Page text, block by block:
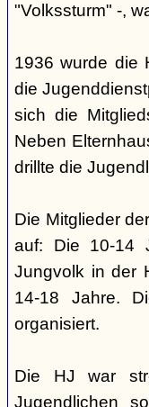
"Volkssturm" -,
1936 wurde die
die
sich die
Neben
drillte die
Die Mitglieder
auf: Die 10-14
Jungvolk in der
14-18 Jahre.
organisiert.
Die HJ war
Jugendlichen